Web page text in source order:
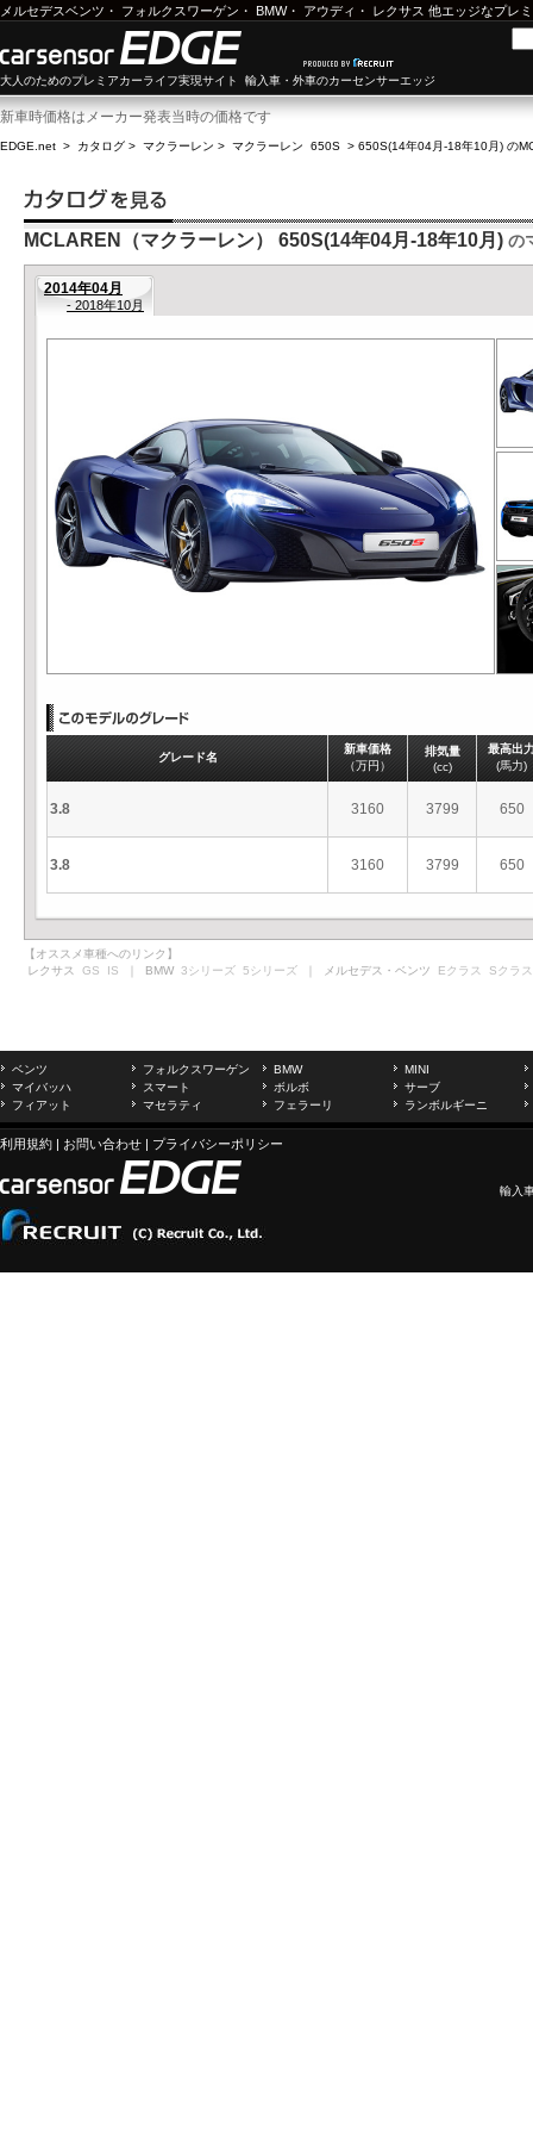
メルセデスベンツ ・ フォルクスワーゲン ・ BMW・ アウディ ・ レクサス 他エッジなプレ
大人のためのプレミアカーライフ実現サイト 輸入車・外車のカーセンサーエッジ
新車時価格はメーカー発表当時の価格です
EDGE.net > カタログ > マクラーレン > マクラーレン 650S > 650S(14年04月-18年10月) の
MCLAREN（マクラーレン） 650S(14年04月-18年10月) の
2014年04月
- 2018年10月
グレード名
新車価格
（万円）
排気量
(cc)
最高出
(馬力)
3.8 3160 3799 650
3.8 3160 3799 650
【オススメ車種へのリンク】
レクサス GS IS ｜ BMW 3シリーズ 5シリーズ ｜ メルセデス・ベンツ Eクラス Sクラス
ベンツ フォルクスワーゲン BMW
MINI
マイバッハ
スマート ボルボ
サーブ
フィアット
マセラティ フェラーリ ランボルギーニ
利用規約 | お問い合わせ | プライバシーポリシー
輸入